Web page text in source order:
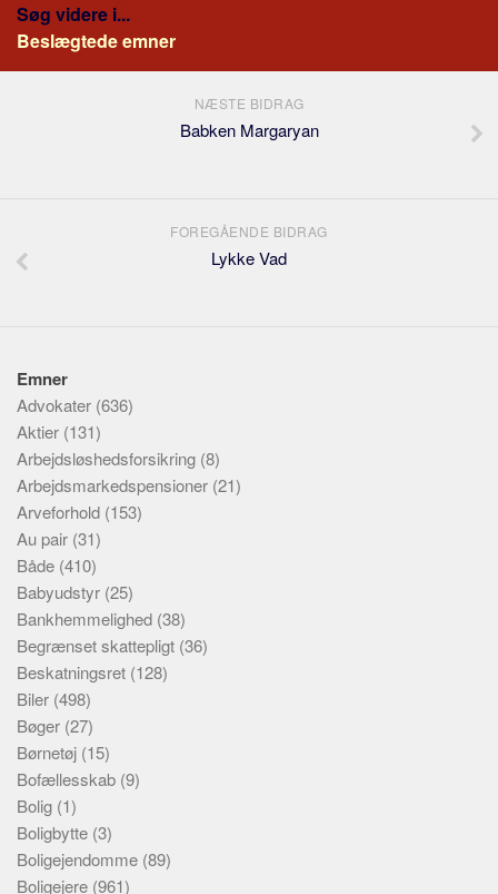
Søg videre i...
Beslægtede emner
NÆSTE BIDRAG
Babken Margaryan
FOREGÅENDE BIDRAG
Lykke Vad
Emner
Advokater (636)
Aktier (131)
Arbejdsløshedsforsikring (8)
Arbejdsmarkedspensioner (21)
Arveforhold (153)
Au pair (31)
Både (410)
Babyudstyr (25)
Bankhemmelighed (38)
Begrænset skattepligt (36)
Beskatningsret (128)
Biler (498)
Bøger (27)
Børnetøj (15)
Bofællesskab (9)
Bolig (1)
Boligbytte (3)
Boligejendomme (89)
Boligejere (961)